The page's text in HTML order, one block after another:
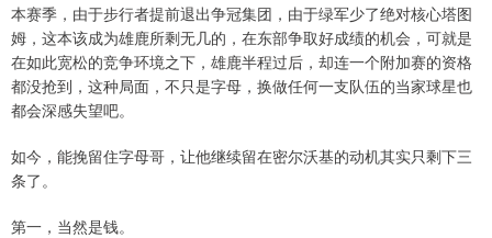
本赛季，由于步行者提前退出争冠集团，由于绿军少了绝对核心塔图
姆，这本该成为雄鹿所剩无几的，在东部争取好成绩的机会，可就是
在如此宽松的竞争环境之下，雄鹿半程过后，却连一个附加赛的资格
都没抢到，这种局面，不只是字母，换做任何一支队伍的当家球星也
都会深感失望吧。
如今，能挽留住字母哥，让他继续留在密尔沃基的动机其实只剩下三
条了。
第一，当然是钱。